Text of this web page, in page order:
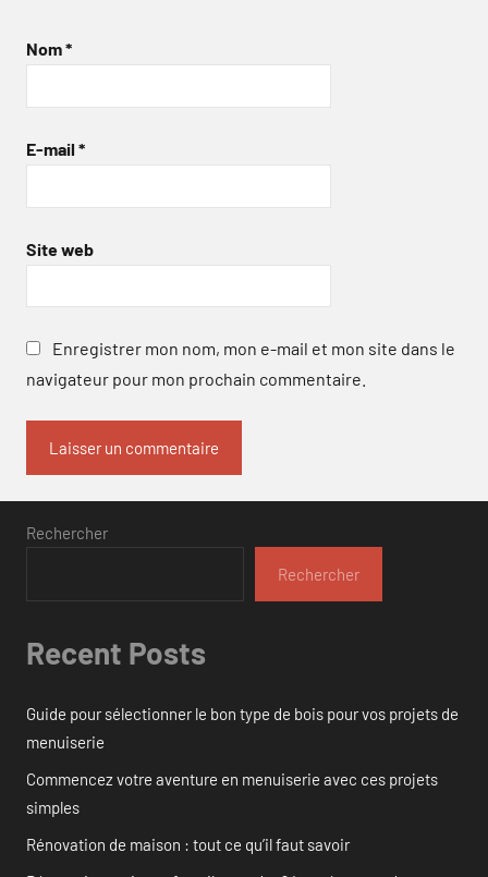
Nom*
E-mail *
Site web
Enregistrer mon nom, mon e-mail et mon site dans le
navigateur pour mon prochain commentaire.
Rechercher
Rechercher
Recent Posts
Guide pour sélectionner le bon type de bois pour vos projets de
menuiserie
Commencez votre aventure en menuiserie avec ces projets
simples
Rénovation de maison : tout ce qu’il faut savoir